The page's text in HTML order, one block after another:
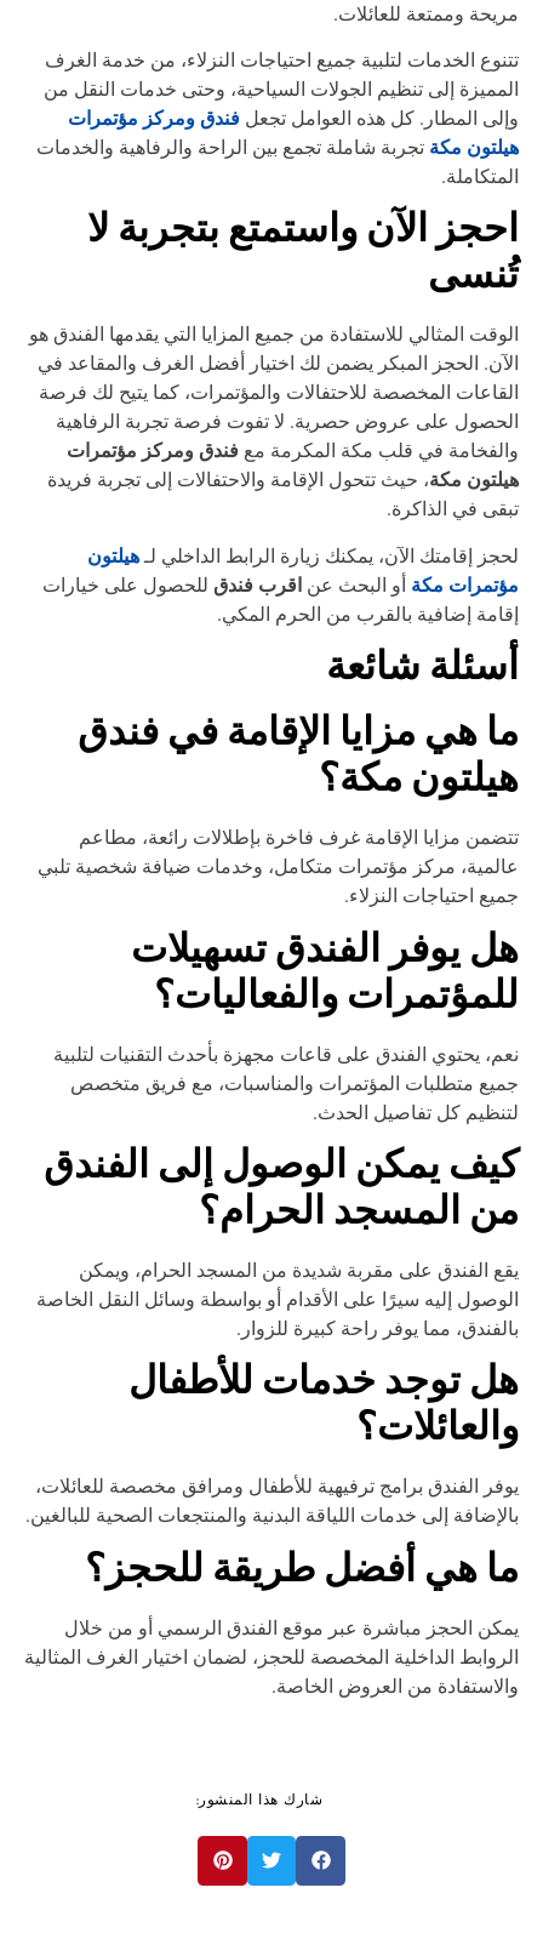
وممتعة للعائلات.
الخدمات لتلبية جميع احتياجات النزلاء، من خدمة الغرف
إلى تنظيم الجولات السياحية، وحتى خدمات النقل من
المطار. كل هذه العوامل تجعلفندق ومركز مؤتمرات
مكة تجربة شاملة تجمع بين الراحة والرفاهية والخدمات
الآن واستمتع بتجربة لا
المثالي للاستفادة من جميع المزايا التي يقدمها الفندق هو
الحجز المبكر يضمن لك اختيار أفضل الغرف والمقاعد في
المخصصة للاحتفالات والمؤتمرات، كما يتيح لك فرصة
على عروض حصرية. لا تفوت فرصة تجربة الرفاهية
في قلب مكة المكرمة معفندق ومركز مؤتمرات
مكة ، حيث تتحول الإقامة والاحتفالات إلى تجربة فريدة
في الذاكرة.
إقامتك الآن، يمكنك زيارة الرابط الداخلي لـهيلتون
مكة أو البحث عن اقرب فندقللحصول على خيارات
إضافية بالقرب من الحرم المكي.
شائعة
هي مزايا الإقامة في فندق
مكة؟
مزايا الإقامة غرف فاخرة بإطلالات رائعة، مطاعم
مركز مؤتمرات متكامل، وخدمات ضيافة شخصية تلبي
احتياجات النزلاء.
يوفر الفندق تسهيلات
والفعاليات؟
يحتوي الفندق على قاعات مجهزة بأحدث التقنيات لتلبية
متطلبات المؤتمرات والمناسبات، مع فريق متخصص
كل تفاصيل الحدث.
يمكن الوصول إلى الفندق
المسجد الحرام؟
الفندق على مقربة شديدة من المسجد الحرام، ويمكن
إليه سيرًا على الأقدام أو بواسطة وسائل النقل الخاصة
مما يوفر راحة كبيرة للزوار.
توجد خدمات للأطفال
الفندق برامج ترفيهية للأطفال ومرافق مخصصة للعائلات،
إلى خدمات اللياقة البدنية والمنتجعات الصحية للبالغين.
هي أفضل طريقة للحجز؟
الحجز مباشرة عبر موقع الفندق الرسمي أو من خلال
الداخلية المخصصة للحجز، لضمان اختيار الغرف المثالية
من العروض الخاصة.
شارك هذا المنشور: